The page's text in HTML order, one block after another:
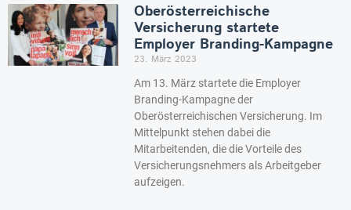
Oberösterreichische
Versicherung startete
Employer Branding-Kampagne
23. März 2023
Am 13. März startete die Employer
Branding-Kampagne der
Oberösterreichischen Versicherung. Im
Mittelpunkt stehen dabei die
Mitarbeitenden, die die Vorteile des
Versicherungsnehmers als Arbeitgeber
aufzeigen.